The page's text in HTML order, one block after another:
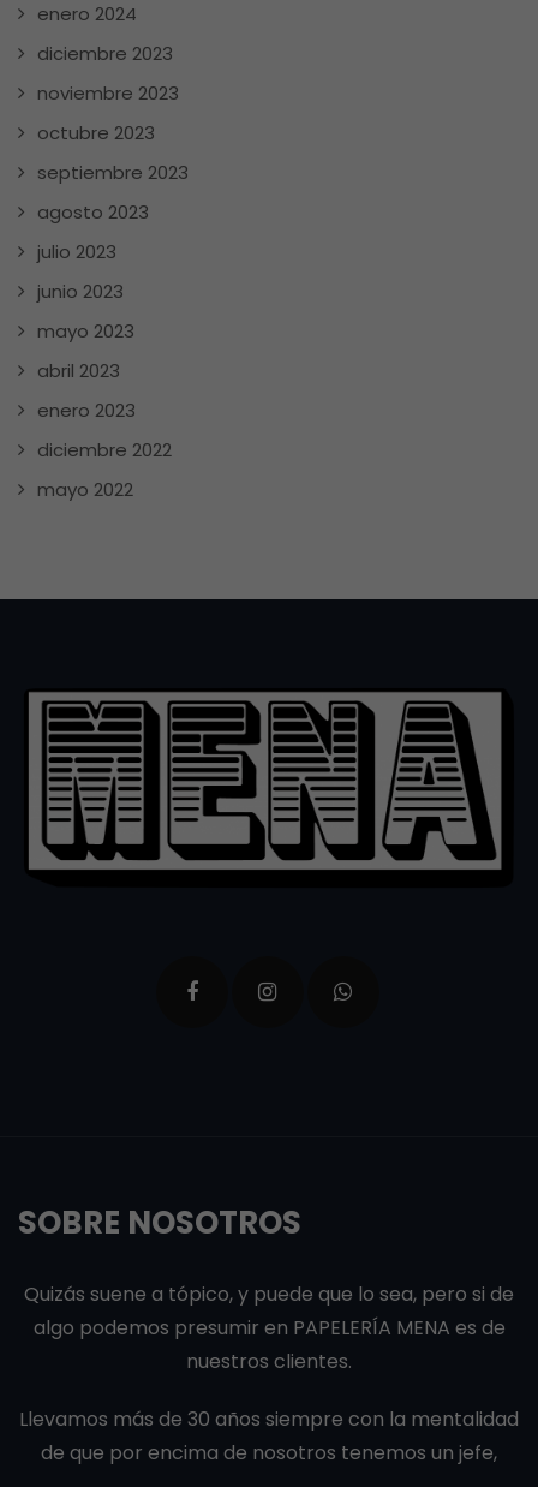
enero 2024
diciembre 2023
noviembre 2023
octubre 2023
septiembre 2023
agosto 2023
julio 2023
junio 2023
mayo 2023
abril 2023
enero 2023
diciembre 2022
mayo 2022
SOBRE NOSOTROS
Quizás suene a tópico, y puede que lo sea, pero si de
algo podemos presumir en PAPELERÍA MENA es de
nuestros clientes.
Llevamos más de 30 años siempre con la mentalidad
de que por encima de nosotros tenemos un jefe,